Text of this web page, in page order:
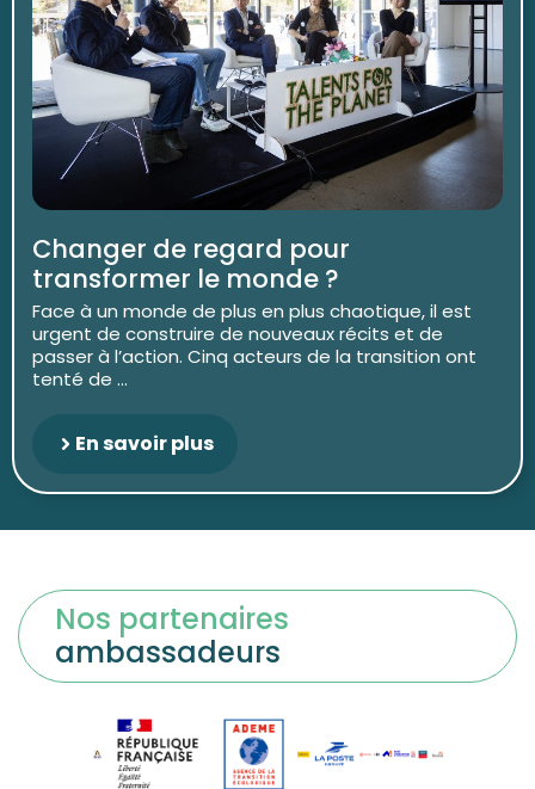
Changer de regard pour
transformer le monde ?
Face à un monde de plus en plus chaotique, il est
urgent de construire de nouveaux récits et de
passer à l’action. Cinq acteurs de la transition ont
tenté de ...
En savoir plus
Nos partenaires
ambassadeurs